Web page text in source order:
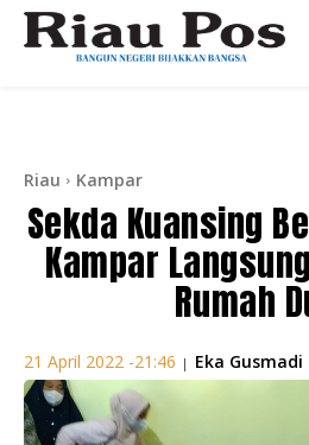
Riau Kampar
Sekda Kuansing
Kampar
Rumah
21 April 2022 -21:46 | Eka